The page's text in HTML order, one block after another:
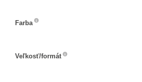
Farba
Veľkosť/formát